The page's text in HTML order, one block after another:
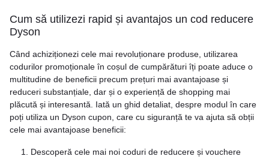
Cum să utilizezi rapid și avantajos un cod reducere
Dyson
Când achiziționezi cele mai revoluționare produse, utilizarea
codurilor promoționale în coșul de cumpărături îți poate aduce o
multitudine de beneficii precum prețuri mai avantajoase și
reduceri substanțiale, dar și o experiență de shopping mai
plăcută și interesantă. Iată un ghid detaliat, despre modul în care
poți utiliza un Dyson cupon, care cu siguranță te va ajuta să obții
cele mai avantajoase beneficii:
Descoperă cele mai noi coduri de reducere și vouchere